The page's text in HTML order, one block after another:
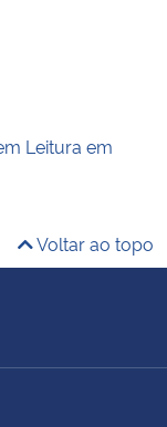
Leitura em
Voltar ao topo